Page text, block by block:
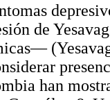
de
han